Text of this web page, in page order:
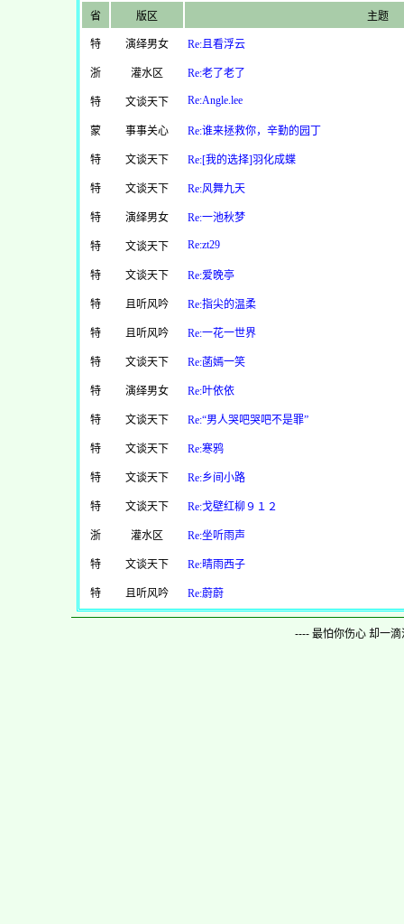
省 版区 主题
特 演绎男女 Re:且看浮云
浙 灌水区 Re:老了老了
特 文谈天下 Re:Angle.lee
蒙 事事关心 Re:谁来拯救你，辛勤的园丁
特 文谈天下 Re:[我的选择]羽化成蝶
特 文谈天下 Re:风舞九天
特 演绎男女 Re:一池秋梦
特 文谈天下 Re:zt29
特 文谈天下 Re:爱晚亭
特 且听风吟 Re:指尖的温柔
特 且听风吟 Re:一花一世界
特 文谈天下 Re:菡嫣一笑
特 演绎男女 Re:叶依依
特 文谈天下 Re:“男人哭吧哭吧不是罪”
特 文谈天下 Re:寒鸦
特 文谈天下 Re:乡间小路
特 文谈天下 Re:戈壁红柳９１２
浙 灌水区 Re:坐听雨声
特 文谈天下 Re:晴雨西子
特 且听风吟 Re:蔚蔚
---- 最怕你伤心 却一